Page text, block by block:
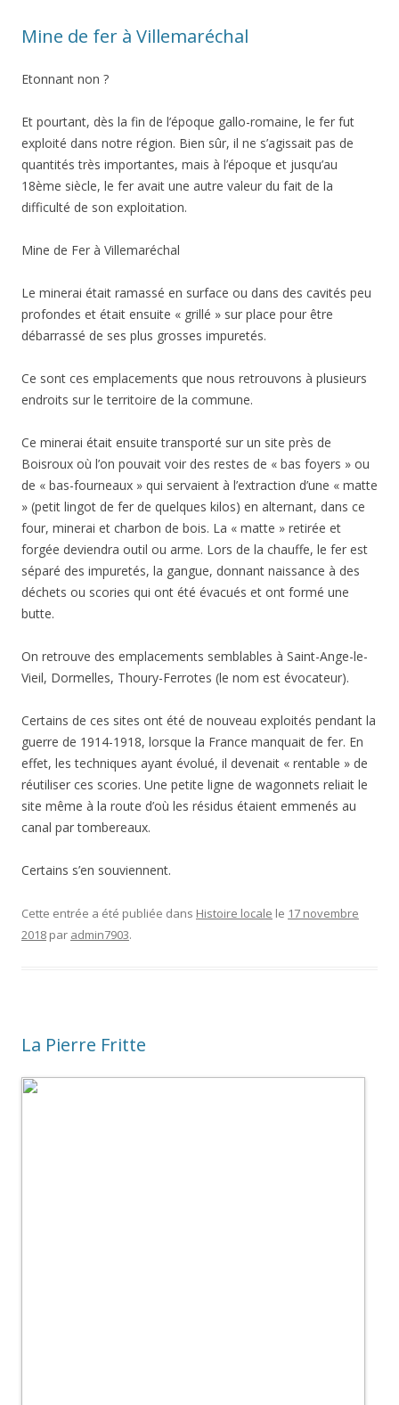
Mine de fer à Villemaréchal
Etonnant non ?
Et pourtant, dès la fin de l’époque gallo-romaine, le fer fut
exploité dans notre région. Bien sûr, il ne s’agissait pas de
quantités très importantes, mais à l’époque et jusqu’au
18ème siècle, le fer avait une autre valeur du fait de la
difficulté de son exploitation.
Mine de Fer à Villemaréchal
Le minerai était ramassé en surface ou dans des cavités peu
profondes et était ensuite « grillé » sur place pour être
débarrassé de ses plus grosses impuretés.
Ce sont ces emplacements que nous retrouvons à plusieurs
endroits sur le territoire de la commune.
Ce minerai était ensuite transporté sur un site près de
Boisroux où l’on pouvait voir des restes de « bas foyers » ou
de « bas-fourneaux » qui servaient à l’extraction d’une « matte
» (petit lingot de fer de quelques kilos) en alternant, dans ce
four, minerai et charbon de bois. La « matte » retirée et
forgée deviendra outil ou arme. Lors de la chauffe, le fer est
séparé des impuretés, la gangue, donnant naissance à des
déchets ou scories qui ont été évacués et ont formé une
butte.
On retrouve des emplacements semblables à Saint-Ange-le-
Vieil, Dormelles, Thoury-Ferrotes (le nom est évocateur).
Certains de ces sites ont été de nouveau exploités pendant la
guerre de 1914-1918, lorsque la France manquait de fer. En
effet, les techniques ayant évolué, il devenait « rentable » de
réutiliser ces scories. Une petite ligne de wagonnets reliait le
site même à la route d’où les résidus étaient emmenés au
canal par tombereaux.
Certains s’en souviennent.
Cette entrée a été publiée dans Histoire locale le 17 novembre
2018 par admin7903.
La Pierre Fritte